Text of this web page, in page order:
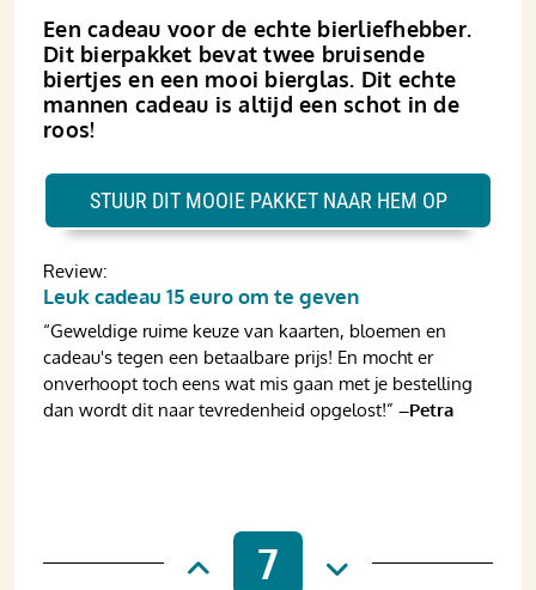
Een cadeau voor de echte bierliefhebber.
Dit bierpakket bevat twee bruisende
biertjes en een mooi bierglas. Dit echte
mannen cadeau is altijd een schot in de
roos!
Review:
Leuk cadeau 15 euro om te geven
“Geweldige ruime keuze van kaarten, bloemen en
cadeau's tegen een betaalbare prijs! En mocht er
onverhoopt toch eens wat mis gaan met je bestelling
dan wordt dit naar tevredenheid opgelost!” –Petra
STUUR DIT MOOIE PAKKET NAAR HEM OP
7